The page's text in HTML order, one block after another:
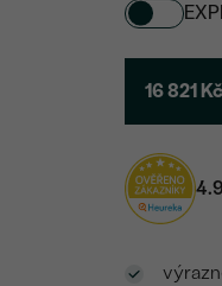
16 821 Kč